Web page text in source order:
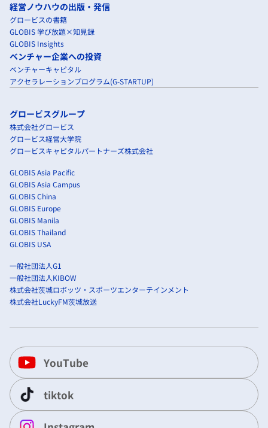
経営ノウハウの出版・発信
グロービスの書籍
GLOBIS 学び放題×知見録
GLOBIS Insights
ベンチャー企業への投資
ベンチャーキャピタル
アクセラレーションプログラム(G-STARTUP)
グロービスグループ
株式会社グロービス
グロービス経営大学院
グロービスキャピタルパートナーズ株式会社
GLOBIS Asia Pacific
GLOBIS Asia Campus
GLOBIS China
GLOBIS Europe
GLOBIS Manila
GLOBIS Thailand
GLOBIS USA
一般社団法人G1
一般社団法人KIBOW
株式会社茨城ロボッツ・スポーツエンターテインメント
株式会社LuckyFM茨城放送
YouTube
tiktok